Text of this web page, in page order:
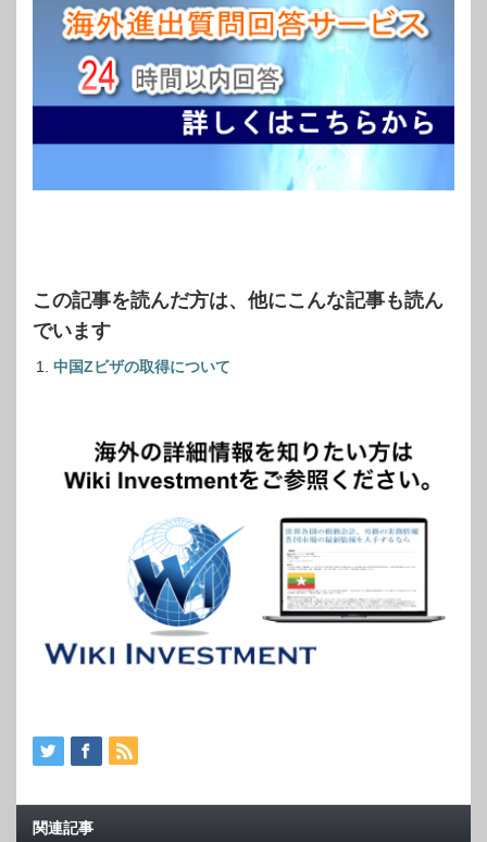
この記事を読んだ方は、他にこんな記事も読ん
でいます
中国Zビザの取得について
関連記事